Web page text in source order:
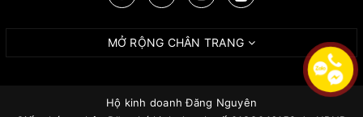
MỞ RỘNG CHÂN TRANG
Hộ kinh doanh Đăng Nguyên